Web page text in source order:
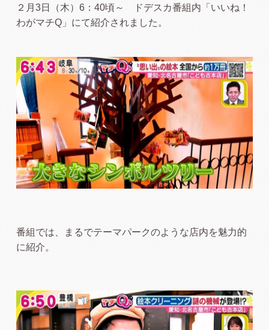
２月3日（木）6：40頃～ ドデスカ番組内「いいね！
わがマチQ」にて紹介されました。
番組では、まるでテーマパークのような店内を魅力的
に紹介。